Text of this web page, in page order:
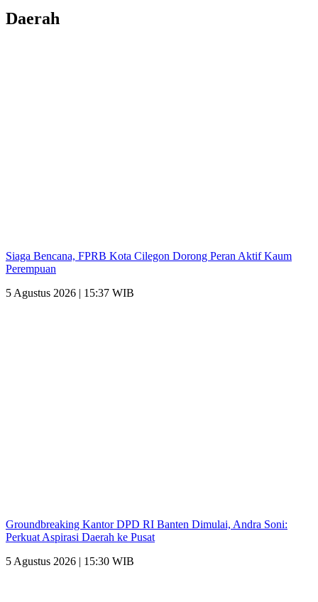
Daerah
Siaga Bencana, FPRB Kota Cilegon Dorong Peran Aktif Kaum
Perempuan
5 Agustus 2026 | 15:37 WIB
Groundbreaking Kantor DPD RI Banten Dimulai, Andra Soni:
Perkuat Aspirasi Daerah ke Pusat
5 Agustus 2026 | 15:30 WIB